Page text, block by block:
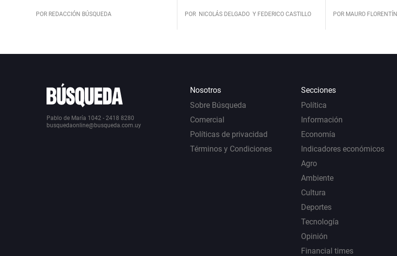
POR REDACCIÓN BÚSQUEDA POR NICOLÁS DELGADO Y FEDERICO CASTILLO POR MAURO FLORENTÍN
Pablo de María 1042 - 2418 8280
busquedaonline@busqueda.com.uy
Nosotros
Sobre Búsqueda
Comercial
Políticas de privacidad
Términos y Condiciones
Secciones
Política
Información
Economía
Indicadores económicos
Agro
Ambiente
Cultura
Deportes
Tecnología
Opinión
Financial times